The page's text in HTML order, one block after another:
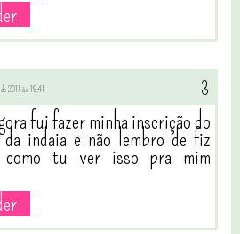
2011 às 19:41
fui fazer minha inscrição do
indaia e não lembro de fiz
como tu ver isso pra mim